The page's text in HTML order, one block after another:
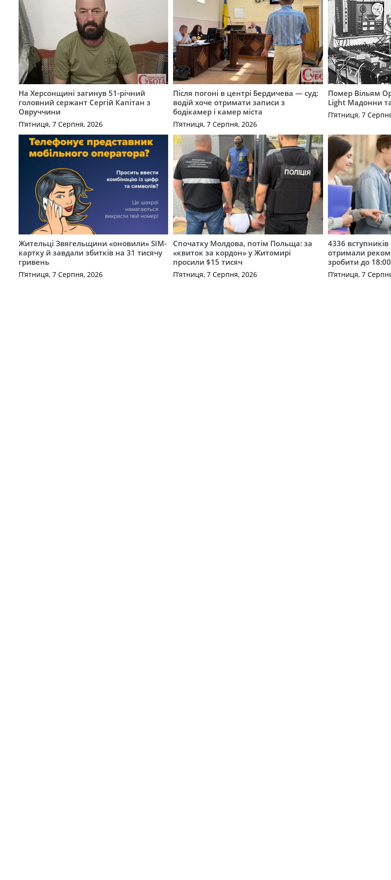
На Херсонщині загинув 51-річний
головний сержант Сергій Капітан з
Овруччини
П’ятниця, 7 Серпня, 2026
Після погоні в центрі Бердичева — суд:
водій хоче отримати записи з
бодікамер і камер міста
П’ятниця, 7 Серпня, 2026
Помер Вільям
Light Мадонни
П’ятниця, 7
Жительці Звягельщини «оновили» SIM-
картку й завдали збитків на 31 тисячу
гривень
П’ятниця, 7 Серпня, 2026
Спочатку Молдова, потім Польща: за
«квиток за кордон» у Житомирі
просили $15 тисяч
П’ятниця, 7 Серпня, 2026
4336
отримали
зробити до
П’ятниця, 7